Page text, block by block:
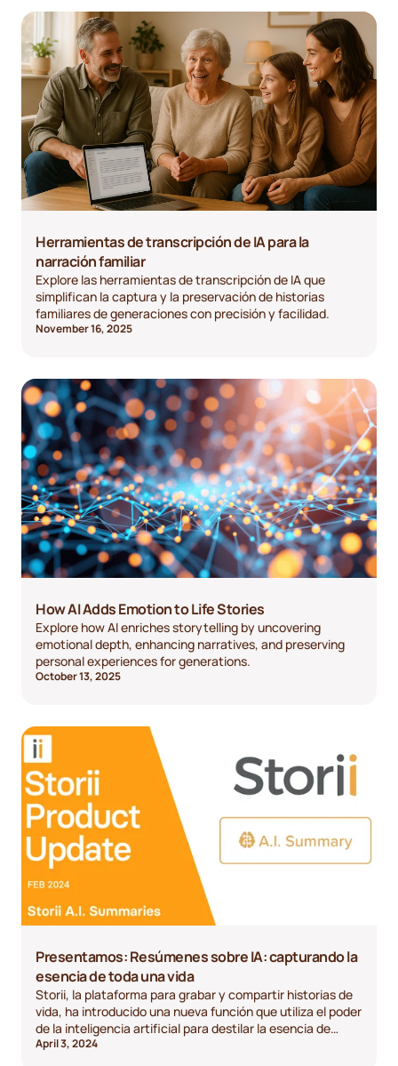
Herramientas de transcripción de IA para la
narración familiar
Explore las herramientas de transcripción de IA que
simplifican la captura y la preservación de historias
familiares de generaciones con precisión y facilidad.
November 16, 2025
How AI Adds Emotion to Life Stories
Explore how AI enriches storytelling by uncovering
emotional depth, enhancing narratives, and preserving
personal experiences for generations.
October 13, 2025
Presentamos: Resúmenes sobre IA: capturando la
esencia de toda una vida
Storii, la plataforma para grabar y compartir historias de
vida, ha introducido una nueva función que utiliza el poder
de la inteligencia artificial para destilar la esencia de
todas tus historias, transformando horas de audio en un
April 3, 2024